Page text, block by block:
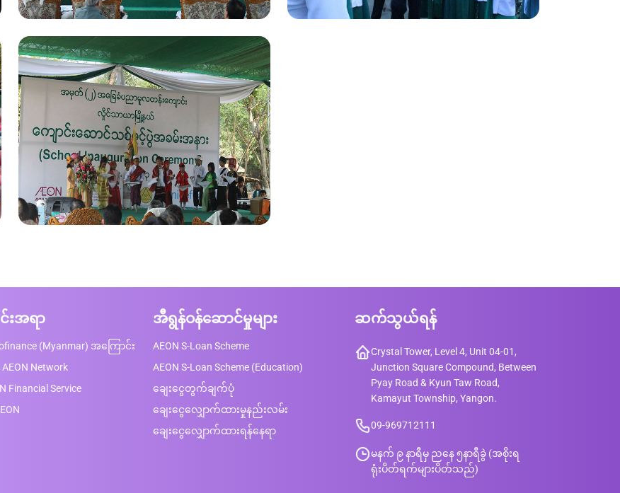
းအရာ
(Myanmar) အကြောင်း
AEON Network
Financial Service
အီရွန်ဝန်ဆောင်မှုများ
AEON S-Loan Scheme
AEON S-Loan Scheme (Education)
ချေးငွေတွက်ချက်ပုံ
ချေးငွေလျှောက်ထားမှုနည်းလမ်း
ချေးငွေလျှောက်ထားရန်နေရာ
ဆက်သွယ်ရန်
Crystal Tower, Level 4, Unit 04-01,
Junction Square Compound, Between
Pyay Road & Kyun Taw Road,
Kamayut Township, Yangon.
09-969712111
မနက် ၉ နာရီမှ ညနေ ၅နာရီခွဲ (အစိုးရ
ရုံးပိတ်ရက်များပိတ်သည်)